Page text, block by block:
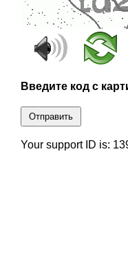
Введите код с
Отправить
Your support ID is: